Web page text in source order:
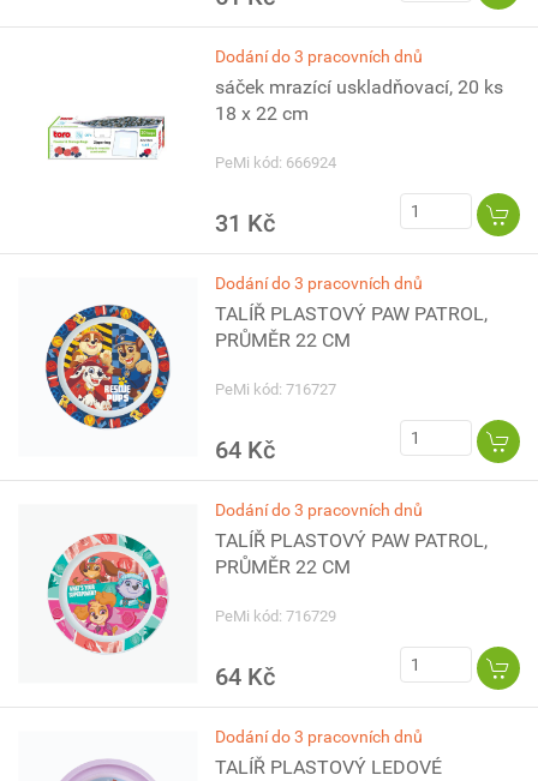
Dodání do 3 pracovních dnů
sáček mrazící uskladňovací, 20 ks
18 x 22 cm
PeMi kód: 666924
31 Kč
Dodání do 3 pracovních dnů
TALÍŘ PLASTOVÝ PAW PATROL,
PRŮMĚR 22 CM
PeMi kód: 716727
64 Kč
Dodání do 3 pracovních dnů
TALÍŘ PLASTOVÝ PAW PATROL,
PRŮMĚR 22 CM
PeMi kód: 716729
64 Kč
Dodání do 3 pracovních dnů
TALÍŘ PLASTOVÝ LEDOVÉ